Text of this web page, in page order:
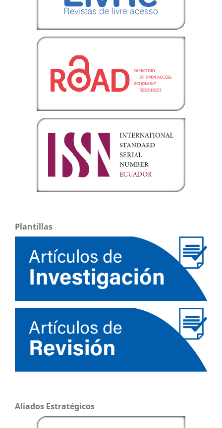
Plantillas
Aliados Estratégicos